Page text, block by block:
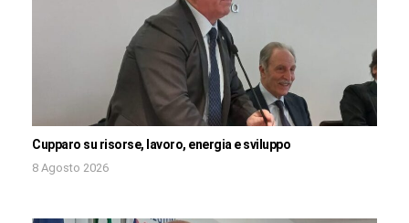
Cupparo su risorse, lavoro, energia e sviluppo
8 Agosto 2026